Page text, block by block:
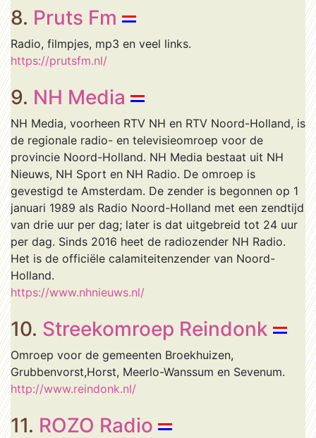
8. Pruts Fm
Radio, filmpjes, mp3 en veel links.
https://prutsfm.nl/
9. NH Media
NH Media, voorheen RTV NH en RTV Noord-Holland, is
de regionale radio- en televisieomroep voor de
provincie Noord-Holland. NH Media bestaat uit NH
Nieuws, NH Sport en NH Radio. De omroep is
gevestigd te Amsterdam. De zender is begonnen op 1
januari 1989 als Radio Noord-Holland met een zendtijd
van drie uur per dag; later is dat uitgebreid tot 24 uur
per dag. Sinds 2016 heet de radiozender NH Radio.
Het is de officiële calamiteitenzender van Noord-
Holland.
https://www.nhnieuws.nl/
10. Streekomroep Reindonk
Omroep voor de gemeenten Broekhuizen,
Grubbenvorst,Horst, Meerlo-Wanssum en Sevenum.
http://www.reindonk.nl/
11. ROZO Radio